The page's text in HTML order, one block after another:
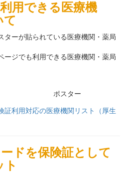
用できる医療機
て
ターが貼られている医療機関・薬局
ージでも利用できる医療機関・薬局
ポスター
証利用対応の医療機関リスト（厚生
ドを保険証として
ト